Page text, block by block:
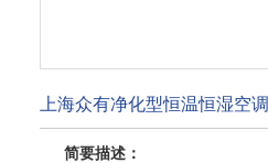
上海众有净化型恒温恒湿空调
简要描述：